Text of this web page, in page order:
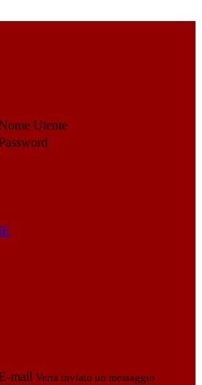
Utente
mail Verrà inviato un messaggio